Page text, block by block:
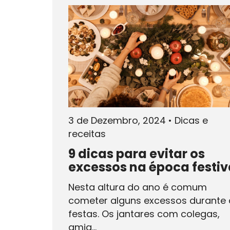
3 de Dezembro, 2024 • Dicas e
receitas
9 dicas para evitar os
excessos na época
Nesta altura do ano é comum
cometer alguns excessos durante
festas. Os jantares com colegas,
amig...